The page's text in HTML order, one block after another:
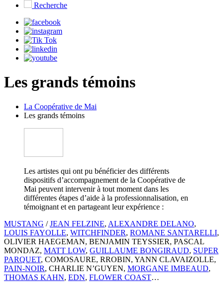
Recherche
Les grands témoins
La Coopérative de Mai
Les grands témoins
Les artistes qui ont pu bénéficier des différents
dispositifs d’accompagnement de la Coopérative de
Mai peuvent intervenir à tout moment dans les
différentes étapes d’aide à la professionnalisation, en
témoignant et en partageant leur expérience :
MUSTANG /JEAN FELZINE, ALEXANDRE DELANO,
LOUIS FAYOLLE, WITCHFINDER, ROMANE SANTARELLI,
OLIVIER HAEGEMAN, BENJAMIN TEYSSIER, PASCAL
MONDAZ, MATT LOW, GUILLAUME BONGIRAUD, SUPER
PARQUET, COMOSAURE, RROBIN, YANN CLAVAIZOLLE,
PAIN-NOIR, CHARLIE N’GUYEN, MORGANE IMBEAUD,
THOMAS KAHN, EDN, FLOWER COAST…